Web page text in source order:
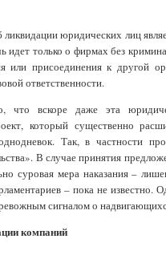
ликвидации юридических лиц
идет только о фирмах без
или присоединения к другой
ответственности.
что вскоре даже эта
который существенно
Так, в частности
В случае принятия
суровая мера наказания –
– пока не известно.
сигналом о
компаний